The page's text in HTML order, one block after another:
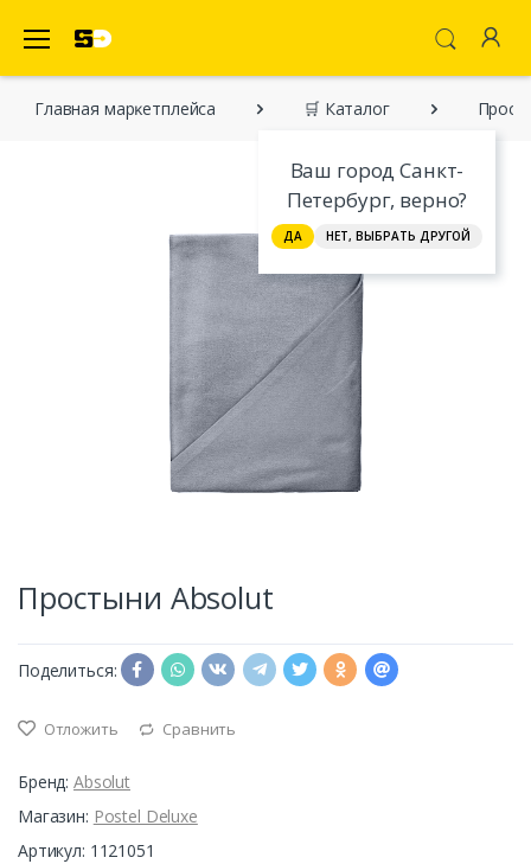
Ваш город Санкт-
Петербург, верно?
ДА НЕТ, ВЫБРАТЬ ДРУГОЙ
Главная марĸетплейса 🛒 Каталог
Простыни Absolut
Поделиться:
Отложить Сравнить
Бренд: Absolut
Магазин: Postel Deluxe
Артикул: 1121051